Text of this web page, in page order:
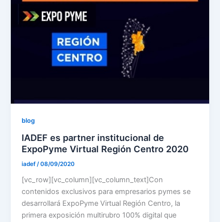
blog
IADEF es partner institucional de
ExpoPyme Virtual Región Centro 2020
iadef /08/09/2020
[vc_row][vc_column][vc_column_text]Con
contenidos exclusivos para empresarios pymes se
desarrollará ExpoPyme Virtual Región Centro, la
primera exposición multirubro 100% digital que